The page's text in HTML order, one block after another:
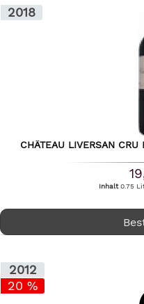
2018
CHÂTEAU LIVERSAN
Inhalt0.75
2012
20 %